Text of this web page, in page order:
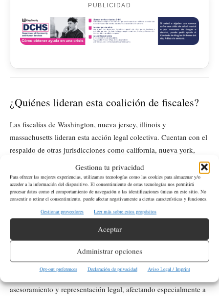
Gestiona tu privacidad
Para ofrecer las mejores experiencias, utilizamos tecnologías como las cookies para almacenar y/o
acceder a la información del dispositivo. El consentimiento de estas tecnologías nos permitirá
procesar datos como el comportamiento de navegación o las identificaciones únicas en este sitio. No
consentir o retirar el consentimiento, puede afectar negativamente a ciertas características y funciones.
Gestionar proveedores
Leer más sobre estos propósitos
Aceptar
Administrar opciones
Opt-out preferences Declaración de privacidad Aviso Legal / Imprint
PUBLICIDAD
¿Quiénes lideran esta coalición de fiscales?
Las fiscalías de Washington, nueva jersey, illinois y
massachusetts lideran esta acción legal colectiva. Cuentan con el
respaldo de otras jurisdicciones como california, nueva york,
¿Por qué es importante la independencia de
los abogados?
La independencia de los abogados es fundamental para
garantizar el acceso a la justicia y proteger los derechos de todos
los ciudadanos. Si los abogados temen represalias por
representar causas impopulares o controvertidas, se
asesoramiento y representación legal, afectando especialmente a